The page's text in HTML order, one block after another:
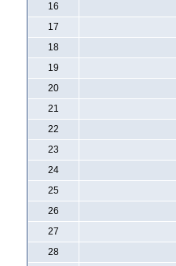
16
17
18
19
20
21
22
23
24
25
26
27
28